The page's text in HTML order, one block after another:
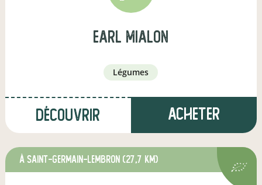
earl mialon
légumes
Découvrir Acheter
à Saint-Germain-Lembron (27,7 km)